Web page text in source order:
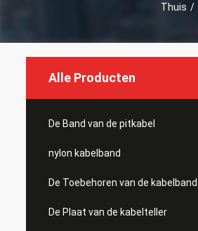
Thuis /
Alle Producten
De Band van de pitkabel
nylon kabelband
De Toebehoren van de kabelband
De Plaat van de kabelteller